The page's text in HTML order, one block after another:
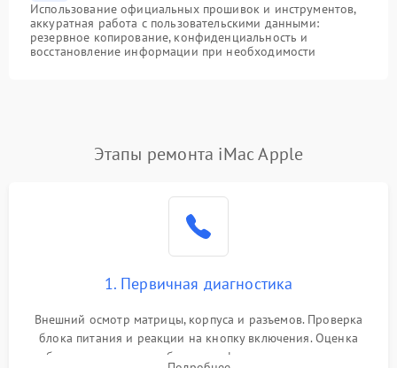
Использование официальных прошивок и инструментов,
аккуратная работа с пользовательскими данными:
резервное копирование, конфиденциальность и
восстановление информации при необходимости
Этапы ремонта iMac Apple
1. Первичная диагностика
Внешний осмотр матрицы, корпуса и разъемов. Проверка
блока питания и реакции на кнопку включения. Оценка
изображения, звука и работы периферии для сужения круга